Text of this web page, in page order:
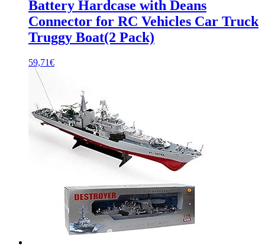
Battery Hardcase with Deans
Connector for RC Vehicles Car Truck
Truggy Boat(2 Pack)
59,71€